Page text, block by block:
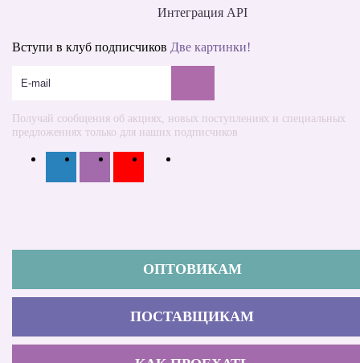
Интеграция API
Вступи в клуб подписчиков Две картинки!
Получай сообщения об акциях, новых поступлениях и специальных
предложениях только для наших подписчиков
ОПТОВИКАМ
ПОСТАВЩИКАМ